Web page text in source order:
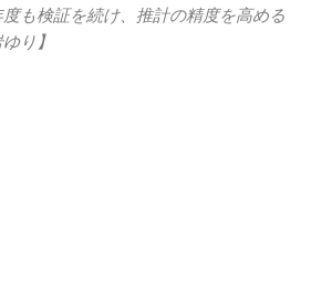
も検証を続け、推計の精度を高める
り】